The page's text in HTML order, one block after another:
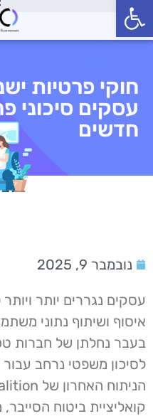
פתח סרגל
חוקי פרטיות
עסקים סיכוני
חדשים
נובמבר 9, 2025
עסקים נגררים יותר
איסוף ושיתוף נתוני
בעבר נחלתן של חברות
לסיכון משפטי נרחב
קואליציית ביטוח